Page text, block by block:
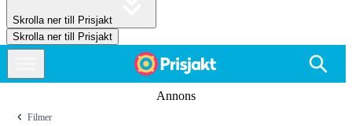
Skrolla ner till Prisjakt
Skrolla ner till Prisjakt
Annons
Filmer